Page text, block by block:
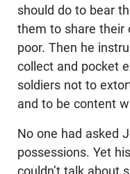
should do to bear
them to share their
poor. Then he
collect and pocket
soldiers not to
and to be content
No one had asked
possessions. Yet